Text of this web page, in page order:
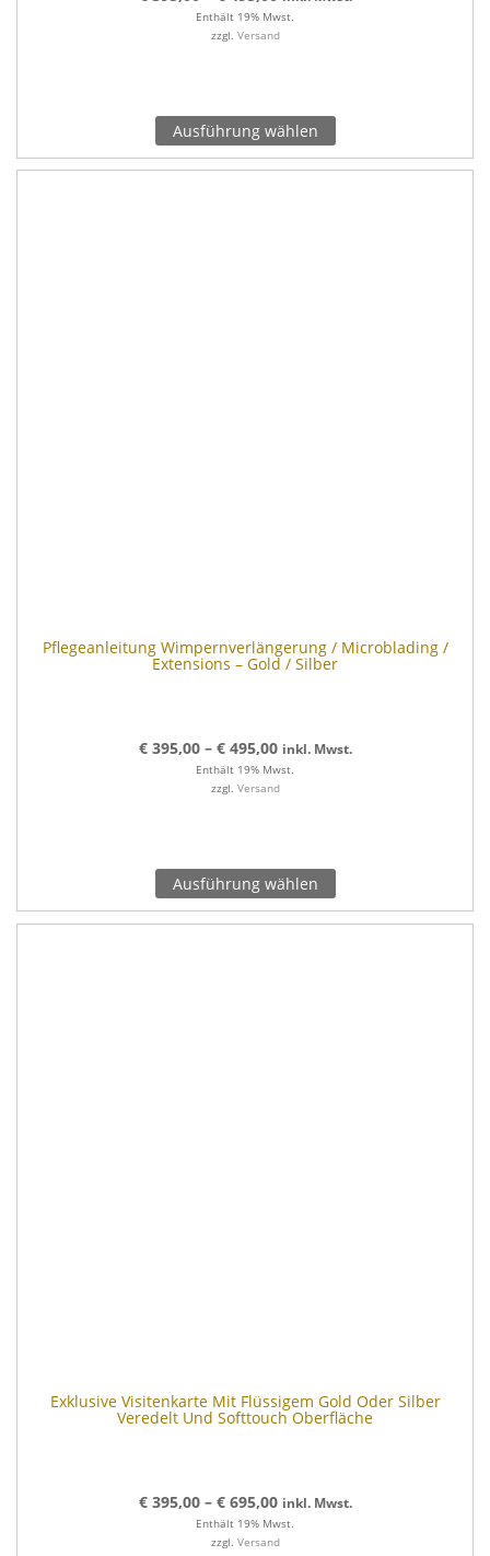
Enthält 19% Mwst.
zzgl. Versand
Ausführung wählen
Pflegeanleitung Wimpernverlängerung / Microblading /
Extensions – Gold / Silber
€395,00 – €495,00 inkl. Mwst.
Enthält 19% Mwst.
zzgl. Versand
Ausführung wählen
Exklusive Visitenkarte Mit Flüssigem Gold Oder Silber
Veredelt Und Softtouch Oberfläche
€395,00 – €695,00 inkl. Mwst.
Enthält 19% Mwst.
zzgl. Versand